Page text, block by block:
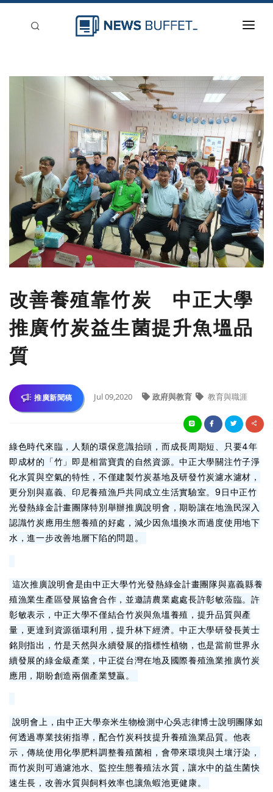
改善養殖靠竹炭 中正大學
推廣竹炭益生菌提升魚塭品
質
推廣新聞稿 Jul 09,2020 政府與教育 教育與職涯
綠色時代來臨，人類的環保意識抬頭，而成長周期短、只要4年
即成材的「竹」即是相當寶貴的自然資源。中正大學關注竹子淨
化水質與空氣的特性，不僅建製竹炭基地及研發竹炭濾水濾材，
更分別與嘉義、印尼養殖漁戶共同成立生活實驗室。9日中正竹
光發熱綠金計畫團隊特別舉辦推廣說明會，期盼讓在地漁民深入
認識竹炭應用生態養殖的好處，減少因魚塭換水而過度使用地下
水，進一步改善地層下陷的問題。
這次推廣說明會是由中正大學竹光發熱綠金計畫團隊與嘉義縣養
殖漁業生產區發展協會合作，並邀請農業處處長許彰敏蒞臨。許
彰敏表示，中正大學不僅結合竹炭與魚塭養殖，提升品質與產
量，更達到資源循環利用，提升林下經濟。中正大學研發長黃士
銘則指出，竹是天然與永續發展的指標性植物，也是當前世界永
續發展的綠金級產業，中正從台灣在地及國際養殖漁業推廣竹炭
應用，期盼創造兩個產業雙贏。
說明會上，由中正大學奈米生物檢測中心吳志律博士說明團隊如
何透過專業技術指導，配合竹炭科技提升養殖漁業品質。他表
示，傳統使用化學肥料調整養殖菌相，會帶來環境與土壤汙染，
而竹炭則可過濾池水、監控生態養殖法水質，讓水中的益生菌快
速生長，改善水質與飼料效率也讓魚蝦池更健康。